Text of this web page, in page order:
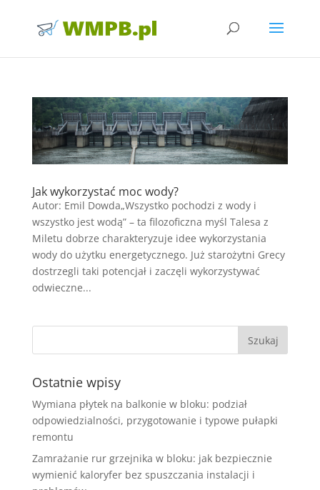
Jak wykorzystać moc wody?
Autor: Emil Dowda„Wszystko pochodzi z wody i
wszystko jest wodą” – ta filozoficzna myśl Talesa z
Miletu dobrze charakteryzuje idee wykorzystania
wody do użytku energetycznego. Już starożytni Grecy
dostrzegli taki potencjał i zaczęli wykorzystywać
odwieczne...
Ostatnie wpisy
Wymiana płytek na balkonie w bloku: podział
odpowiedzialności, przygotowanie i typowe pułapki
remontu
Zamrażanie rur grzejnika w bloku: jak bezpiecznie
wymienić kaloryfer bez spuszczania instalacji i